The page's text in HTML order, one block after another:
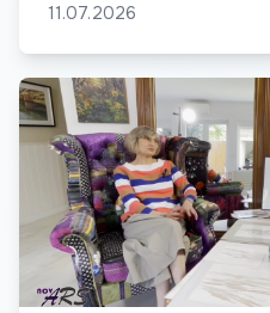
11.07.2026